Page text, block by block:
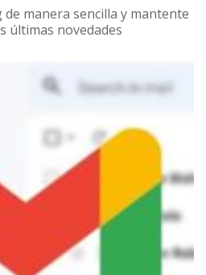
manera sencilla y mantente
últimas novedades